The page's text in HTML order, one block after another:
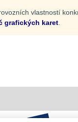
vlastností
grafických karet